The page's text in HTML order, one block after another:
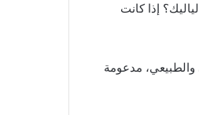
إذا كانت
مدعومة